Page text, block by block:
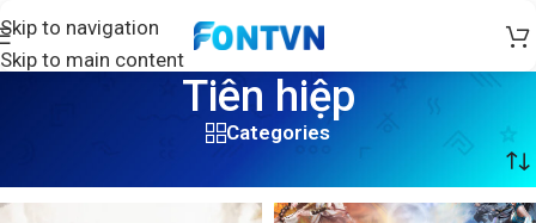
Skip to navigation
Skip to main content
Tiên hiệp
Categories